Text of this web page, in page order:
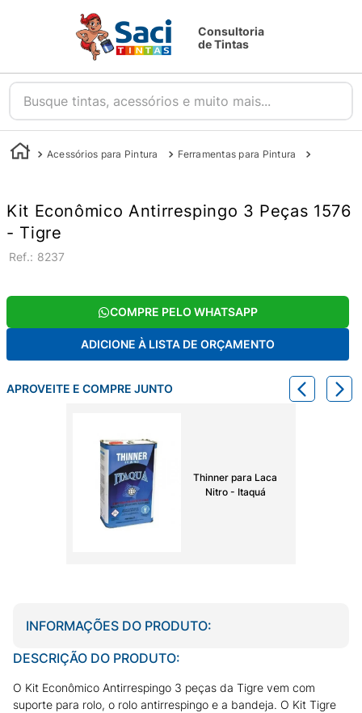
Consultoria
de Tintas
Busque tintas, acessórios e muito mais...
Acessórios para Pintura Ferramentas para Pintura
Kit Econômico Antirrespingo 3 Peças 1576
- Tigre
: 8237
COMPRE PELO WHATSAPP
ADICIONE À LISTA DE ORÇAMENTO
APROVEITE E COMPRE JUNTO
Thinner para Laca
Nitro - Itaquá
INFORMAÇÕES DO PRODUTO:
DESCRIÇÃO DO PRODUTO:
O Kit Econômico Antirrespingo 3 peças da Tigre vem com
suporte para rolo, o rolo antirrespingo e a bandeja. O Kit Tigre